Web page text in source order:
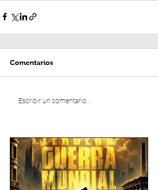
Comentarios
Escribir un comentario...